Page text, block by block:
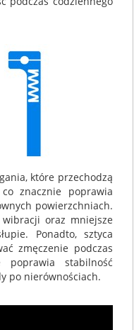
które przechodzą
znacznie poprawia
powierzchniach.
oraz mniejsze
Ponadto, sztyca
zmęczenie podczas
poprawia stabilność
po nierównościach.